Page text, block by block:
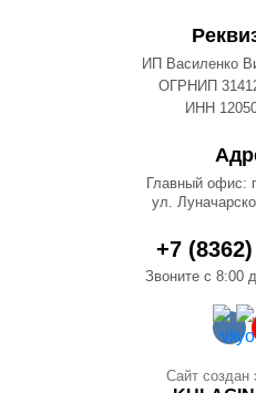
ИП Василенко
ОГРНИП
ИНН
Главный офис:
ул.
+7
Звоните с 8:00
Сайт создан